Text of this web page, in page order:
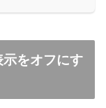
をオフにす